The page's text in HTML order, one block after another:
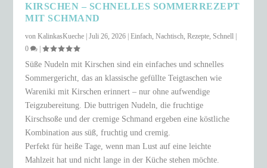
IRSCHEN – SCHNELLES SOMMERREZEPT M
IT SCHMAND
vonKalinkasKueche |Juli 26, 2026 |Einfach,Nachtisch,Rezepte,Schnell
0
|
Süße Nudeln mit Kirschen sind ein einfaches und schnelles
Sommergericht, das an klassische gefüllte Teigtaschen wie
Wareniki mit Kirschen erinnert – nur ohne aufwendige
Teigzubereitung. Die buttrigen Nudeln, die fruchtige
Kirschsoße und der cremige Schmand ergeben eine köstliche
Kombination aus süß, fruchtig und cremig.
Perfekt für heiße Tage, wenn man Lust auf eine leichte
Mahlzeit hat und nicht lange in der Küche stehen möchte.